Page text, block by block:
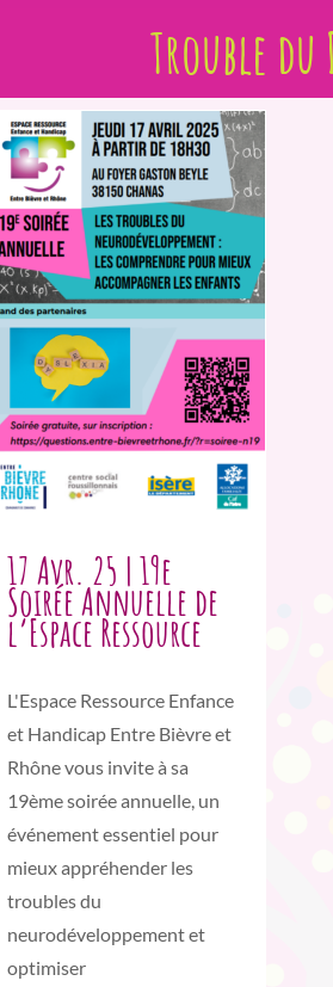
Trouble
17 Avr. 25 | 19e
Soirée Annuelle de
l’Espace Ressource
L'Espace Ressource Enfance
et Handicap Entre Bièvre et
Rhône vous invite à sa
19ème soirée annuelle, un
événement essentiel pour
mieux appréhender les
troubles du
neurodéveloppement et
optimiser